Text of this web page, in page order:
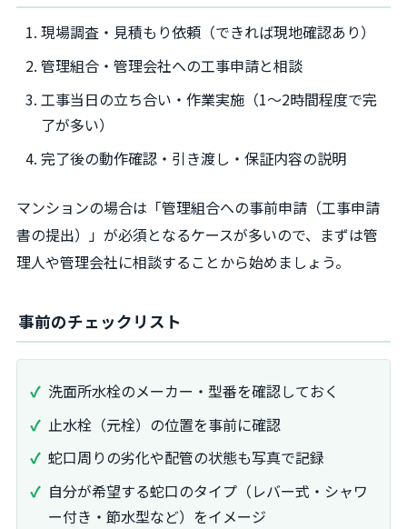
現場調査・見積もり依頼（できれば現地確認あり）
管理組合・管理会社への工事申請と相談
工事当日の立ち合い・作業実施（1～2時間程度で完
了が多い）
完了後の動作確認・引き渡し・保証内容の説明
マンションの場合は「管理組合への事前申請（工事申請
書の提出）」が必須となるケースが多いので、まずは管
理人や管理会社に相談することから始めましょう。
事前のチェックリスト
洗面所水栓のメーカー・型番を確認しておく
止水栓（元栓）の位置を事前に確認
蛇口周りの劣化や配管の状態も写真で記録
自分が希望する蛇口のタイプ（レバー式・シャワ
ー付き・節水型など）をイメージ